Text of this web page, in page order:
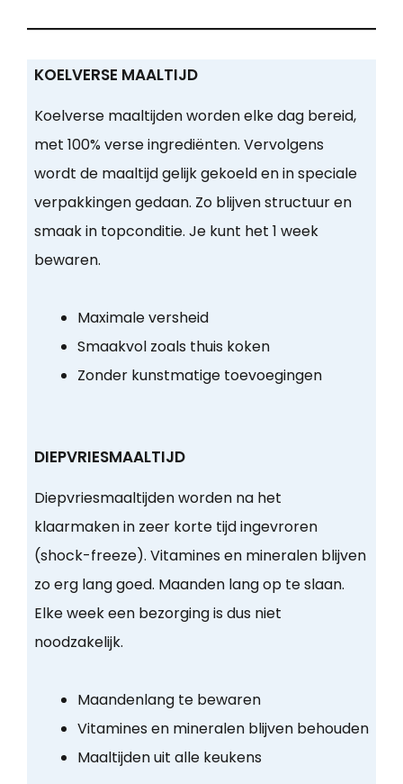
KOELVERSE MAALTIJD
Koelverse maaltijden worden elke dag bereid,
met 100% verse ingrediënten. Vervolgens
wordt de maaltijd gelijk gekoeld en in speciale
verpakkingen gedaan. Zo blijven structuur en
smaak in topconditie. Je kunt het 1 week
bewaren.
Maximale versheid
Smaakvol zoals thuis koken
Zonder kunstmatige toevoegingen
DIEPVRIESMAALTIJD
Diepvriesmaaltijden worden na het
klaarmaken in zeer korte tijd ingevroren
(shock-freeze). Vitamines en mineralen blijven
zo erg lang goed. Maanden lang op te slaan.
Elke week een bezorging is dus niet
noodzakelijk.
Maandenlang te bewaren
Vitamines en mineralen blijven behouden
Maaltijden uit alle keukens